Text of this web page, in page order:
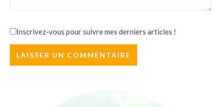
Inscrivez-vous pour suivre mes derniers articles !